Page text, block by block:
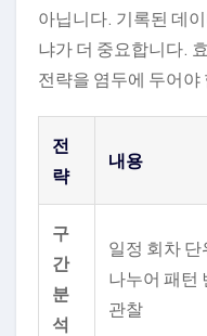
아닙니다. 기록된 데
냐가 더 중요합니다.
전략을 염두에 두어야
전
략
내용
구
간
분
석
일정 회차 단
나누어 패턴
관찰